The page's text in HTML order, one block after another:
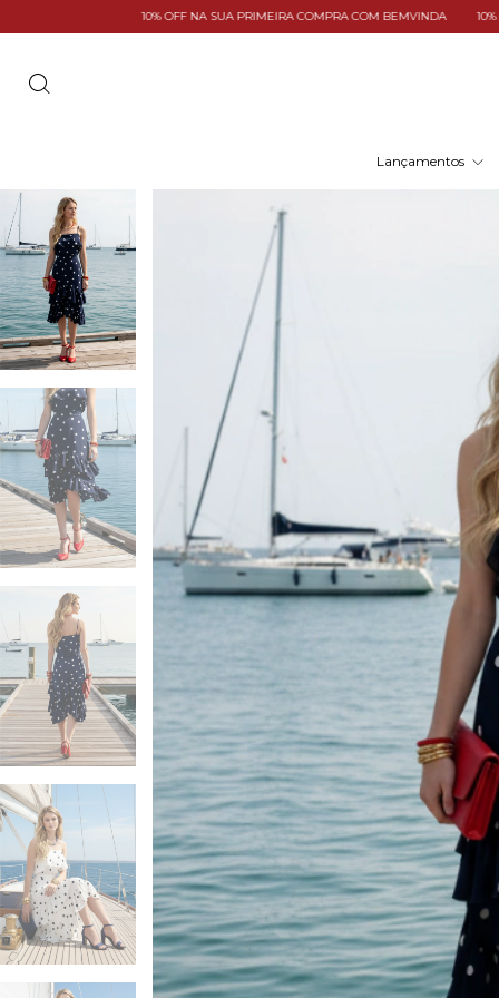
NA SUA PRIMEIRA COMPRA COM BEMVINDA 10% OFF NA SUA PRIMEIRA
Lançamentos